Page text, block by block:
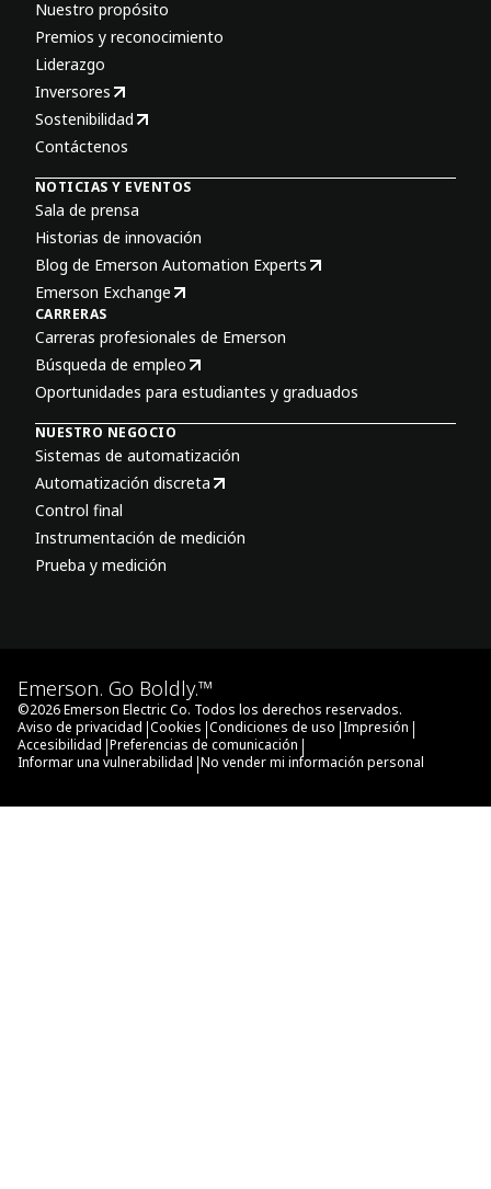
Nuestro propósito
Premios y reconocimiento
Liderazgo
Inversores
Sostenibilidad
Contáctenos
NOTICIAS Y EVENTOS
Sala de prensa
Historias de innovación
Blog de Emerson Automation Experts
Emerson Exchange
CARRERAS
Carreras profesionales de Emerson
Búsqueda de empleo
Oportunidades para estudiantes y graduados
NUESTRO NEGOCIO
Sistemas de automatización
Automatización discreta
Control final
Instrumentación de medición
Prueba y medición
Emerson. Go Boldly.™
©2026Emerson Electric Co. Todos los derechos reservados.
Aviso de privacidad |Cookies |Condiciones de uso |Impresión |
Accesibilidad |Preferencias de comunicación |
Informar una vulnerabilidad |No vender mi información personal